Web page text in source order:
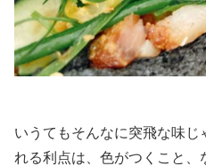
いうてもそんなに突飛な味じ
れる利点は、色がつくこと